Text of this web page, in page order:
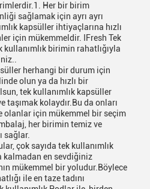
Her bir birim
sağlamak için ayrı ayrı
kapsüller ihtiyaçlarına hızlı
için mükemmeldir. IFresh Tek
kullanımlık birimin rahatlığıyla
herhangi bir durum için
olun ya da hızlı bir
tek kullanımlık kapsüller
taşımak kolaydır.Bu da onları
olanlar için mükemmel bir seçim
her birimin temiz ve
sağlar.
çok sayıda tek kullanımlık
kalmadan en sevdiğiniz
mükemmel bir yoludur.Böylece
ile en taze tadını